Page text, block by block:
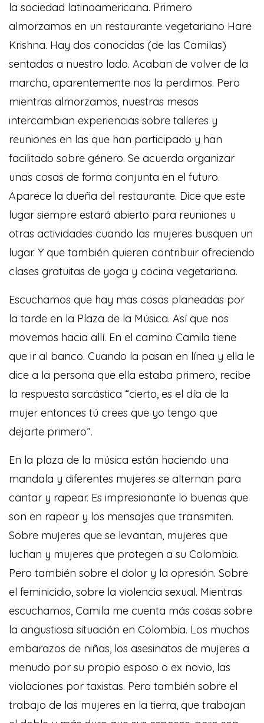
la sociedad latinoamericana. Primero
almorzamos en un restaurante vegetariano Hare
Krishna. Hay dos conocidas (de las Camilas)
sentadas a nuestro lado. Acaban de volver de la
marcha, aparentemente nos la perdimos. Pero
mientras almorzamos, nuestras mesas
intercambian experiencias sobre talleres y
reuniones en las que han participado y han
facilitado sobre género. Se acuerda organizar
unas cosas de forma conjunta en el futuro.
Aparece la dueña del restaurante. Dice que este
lugar siempre estará abierto para reuniones u
otras actividades cuando las mujeres busquen un
lugar. Y que también quieren contribuir ofreciendo
clases gratuitas de yoga y cocina vegetariana.
Escuchamos que hay mas cosas planeadas por
la tarde en la Plaza de la Música. Así que nos
movemos hacia allí. En el camino Camila tiene
que ir al banco. Cuando la pasan en línea y ella le
dice a la persona que ella estaba primero, recibe
la respuesta sarcástica “cierto, es el día de la
mujer entonces tú crees que yo tengo que
dejarte primero”.
En la plaza de la música están haciendo una
mandala y diferentes mujeres se alternan para
cantar y rapear. Es impresionante lo buenas que
son en rapear y los mensajes que transmiten.
Sobre mujeres que se levantan, mujeres que
luchan y mujeres que protegen a su Colombia.
Pero también sobre el dolor y la opresión. Sobre
el feminicidio, sobre la violencia sexual. Mientras
escuchamos, Camila me cuenta más cosas sobre
la angustiosa situación en Colombia. Los muchos
embarazos de niñas, los asesinatos de mujeres a
menudo por su propio esposo o ex novio, las
violaciones por taxistas. Pero también sobre el
trabajo de las mujeres en la tierra, que trabajan